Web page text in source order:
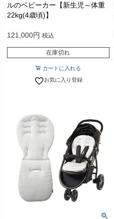
ルのベビーカー【新生児～体重
22kg(4歳頃)】
121,000 税込
在庫切れ
カートに入れる
お気に入り登録